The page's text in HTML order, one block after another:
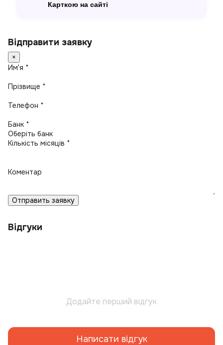
Карткою на сайті
Відправити заявку
×
Имʼя *
Прізвище *
Телефон *
Банк *
Кількість місяців *
Коментар
Отправить заявку
Відгуки
Додайте перший відгук
Написати відгук